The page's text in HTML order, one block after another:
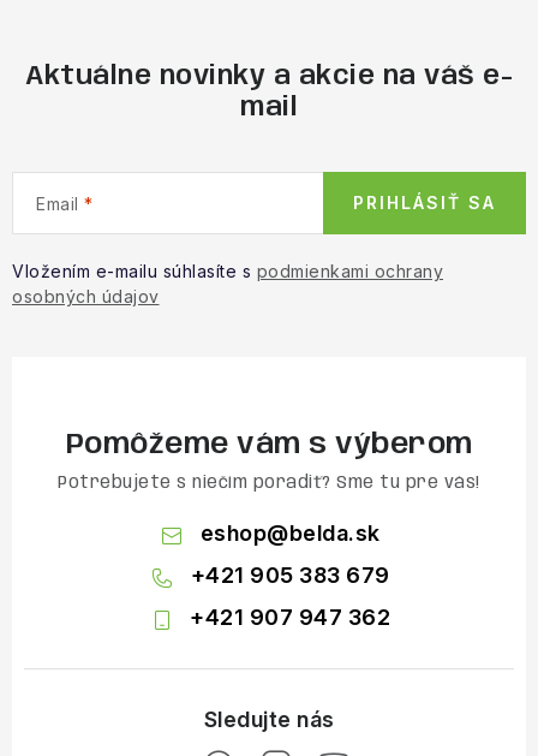
Aktuálne novinky a akcie na váš e-
mail
Email
Vložením e-mailu súhlasíte s podmienkami ochrany
osobných údajov
PRIHLÁSIŤ SA
Pomôžeme vám s výberom
Potrebujete s niečím poradiť? Sme tu pre vás!
eshop@belda.sk
+421 905 383 679
+421 907 947 362